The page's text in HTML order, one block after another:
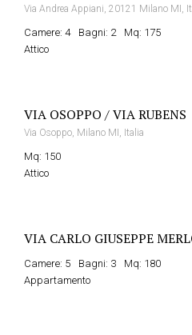
Via Andrea Appiani, 20121 Milano MI,
Camere: 4 Bagni: 2
Mq: 175
Attico
VIA OSOPPO / VIA RUBENS
Via Osoppo, Milano MI, Italia
Mq: 150
Attico
VIA CARLO GIUSEPPE
Camere: 5 Bagni: 3
Mq: 180
Appartamento